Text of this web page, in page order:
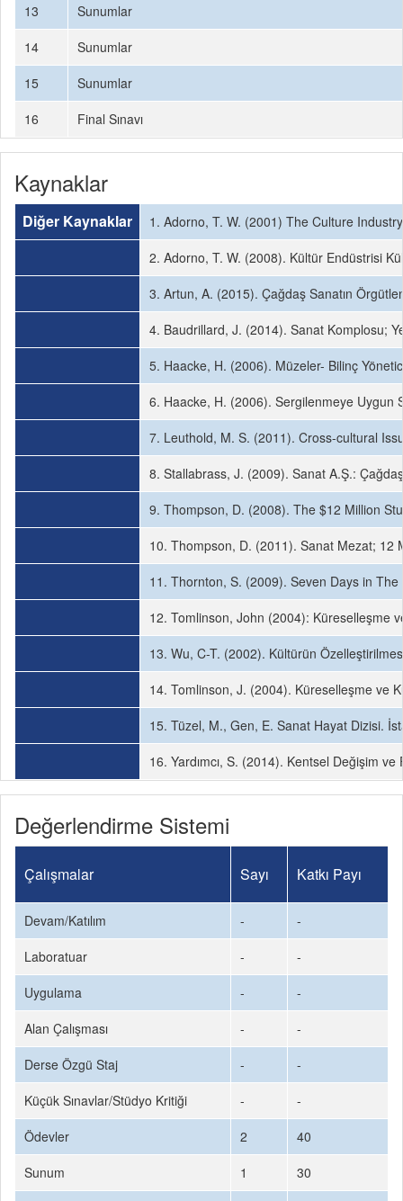
13
Sunumlar
14
Sunumlar
15
Sunumlar
16
Final Sınavı
Kaynaklar
Diğer Kaynaklar
1. Adorno, T. W. (2001) The Culture
2. Adorno, T. W. (2008). Kültür Endüstrisi
3. Artun, A. (2015). Çağdaş Sanatın
4. Baudrillard, J. (2014). Sanat Komplosu;
5. Haacke, H. (2006). Müzeler- Bilinç
6. Haacke, H. (2006). Sergilenmeye Uygun
7. Leuthold, M. S. (2011). Cross-cultural
8. Stallabrass, J. (2009). Sanat A.Ş.:
9. Thompson, D. (2008). The $12 Million
10. Thompson, D. (2011). Sanat Mezat; 12
11. Thornton, S. (2009). Seven Days in
12. Tomlinson, John (2004): Küreselleşme
13. Wu, C-T. (2002). Kültürün
14. Tomlinson, J. (2004). Küreselleşme ve
15. Tüzel, M., Gen, E. Sanat Hayat Dizisi.
16. Yardımcı, S. (2014). Kentsel Değişim
Değerlendirme Sistemi
Çalışmalar Sayı Katkı Payı
Devam/Katılım -
-
Laboratuar
-
-
Uygulama
-
-
Alan Çalışması
-
-
Derse Özgü Staj
-
-
Küçük Sınavlar/Stüdyo Kritiği
-
-
Ödevler
2
40
Sunum
1
30